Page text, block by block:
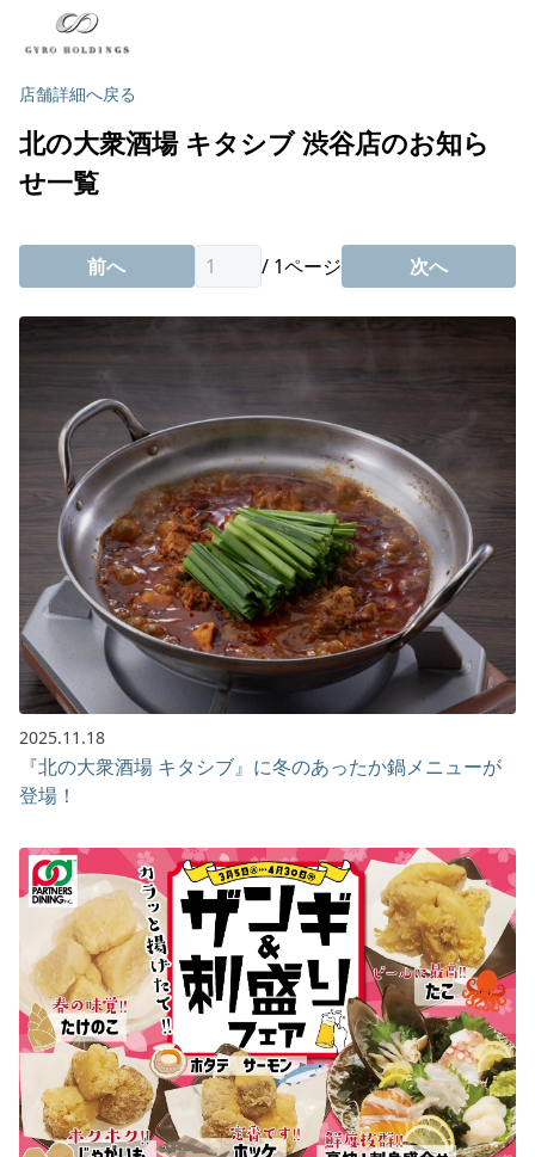
店舗詳細へ戻る
北の大衆酒場 キタシブ 渋谷店のお知ら
せ一覧
前へ / 1ページ 次へ
2025.11.18
『北の大衆酒場 キタシブ』に冬のあったか鍋メニューが
登場！